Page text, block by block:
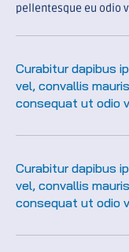
pellentesque eu odio
Curabitur dapibus
vel, convallis
consequat ut odio
Curabitur dapibus
vel, convallis
consequat ut odio